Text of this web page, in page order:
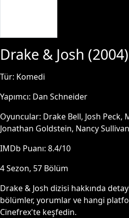
Drake & Josh (2004
Tür: Komedi
Yapımcı: Dan Schneider
Oyuncular: Drake Bell, Josh Peck,
Jonathan Goldstein, Nancy Sullivan
IMDb Puanı: 8.4/10
4Sezon, 57 Bölüm
Drake & Josh dizisi hakkında
bölümler, yorumlar ve hangi
Cinefrex'te keşfedin.